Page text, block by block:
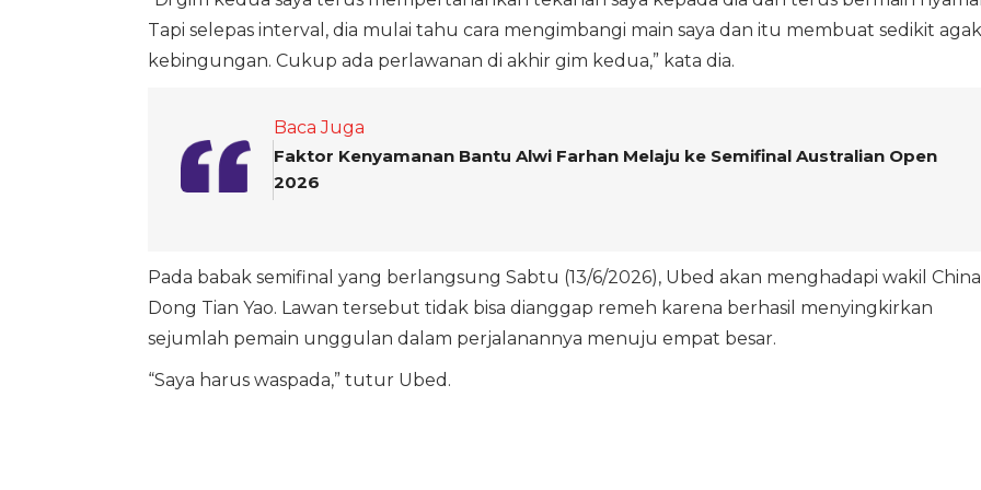
Tapi selepas interval, dia mulai tahu cara mengimbangi main saya dan itu membuat sedikit agak
kebingungan. Cukup ada perlawanan di akhir gim kedua,” kata dia.
Baca Juga
Faktor Kenyamanan Bantu Alwi Farhan Melaju ke Semifinal Australian Open
2026
Pada babak semifinal yang berlangsung Sabtu (13/6/2026), Ubed akan menghadapi wakil
Dong Tian Yao. Lawan tersebut tidak bisa dianggap remeh karena berhasil menyingkirkan
sejumlah pemain unggulan dalam perjalanannya menuju empat besar.
“Saya harus waspada,” tutur Ubed.